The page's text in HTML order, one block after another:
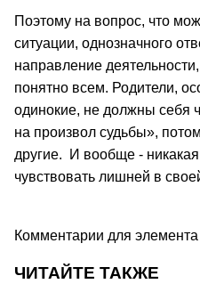
Поэтому на вопрос, что
ситуации, однозначного
направление
понятно всем. Родители,
одинокие, не должны себя
на произвол судьбы»,
другие. И вообще -
чувствовать лишней в
Комментарии для
ЧИТАЙТЕ ТАКЖЕ